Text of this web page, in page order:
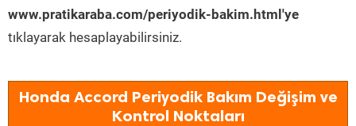
www.pratikaraba.com/periyodik-bakim.html'ye
tıklayarak hesaplayabilirsiniz.
Honda Accord Periyodik Bakım Değişim ve
Kontrol Noktaları